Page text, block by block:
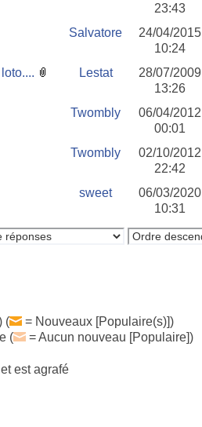
23:43
Salvatore
24/04/2015
10:24
Lestat
28/07/2009
13:26
Twombly
06/04/2012
00:01
Twombly
02/10/2012
22:42
sweet
06/03/2020
10:31
(
= Nouveaux [Populaire(s)])
(
= Aucun nouveau [Populaire])
est agrafé